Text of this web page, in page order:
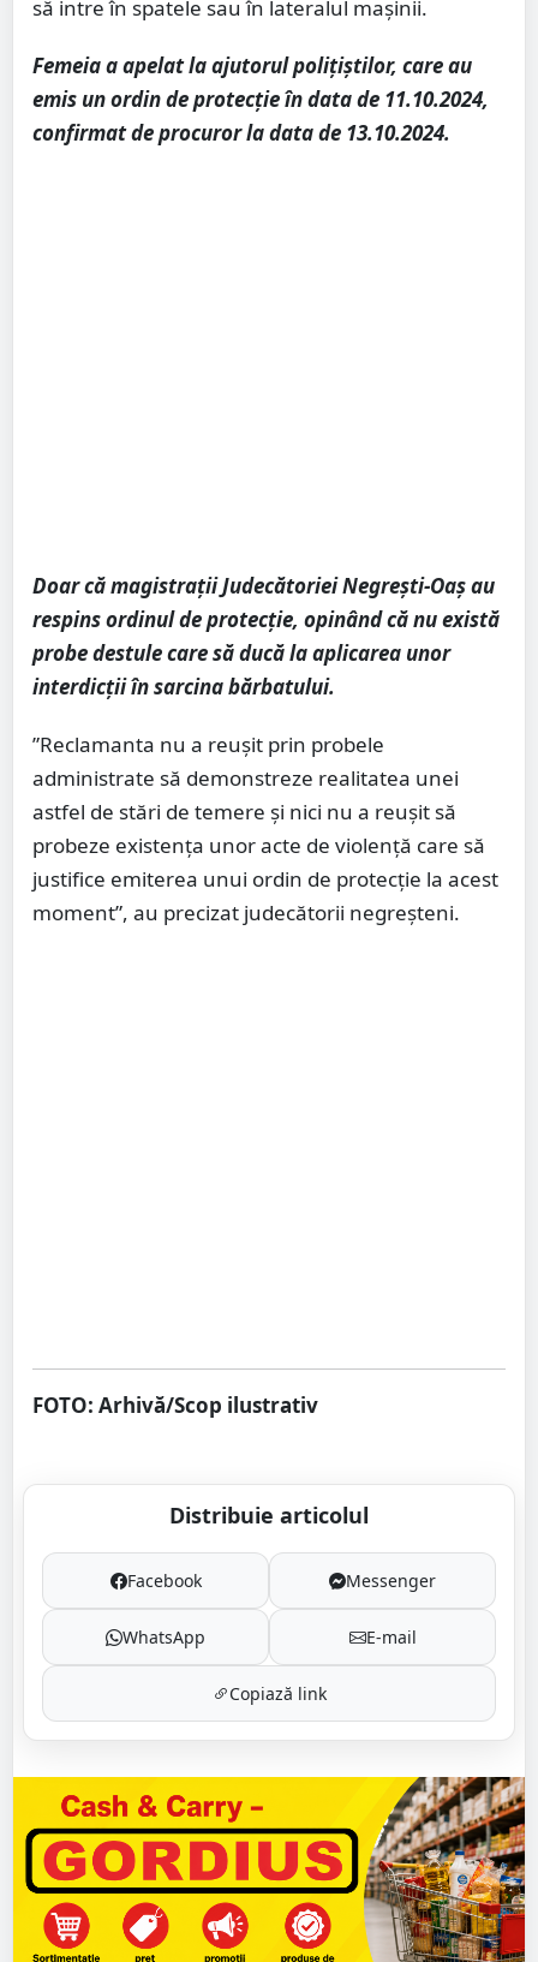
să intre în spatele sau în lateralul mașinii.
Femeia a apelat la ajutorul polițiștilor, care au
emis un ordin de protecție în data de 11.10.2024,
confirmat de procuror la data de 13.10.2024.
Doar că magistrații Judecătoriei Negrești-Oaș au
respins ordinul de protecție, opinând că nu există
probe destule care să ducă la aplicarea unor
interdicții în sarcina bărbatului.
”Reclamanta nu a reuşit prin probele
administrate să demonstreze realitatea unei
astfel de stări de temere și nici nu a reușit să
probeze existența unor acte de violență care să
justifice emiterea unui ordin de protecție la acest
moment”, au precizat judecătorii negreșteni.
FOTO: Arhivă/Scop ilustrativ
Distribuie articolul
Facebook Messenger
WhatsApp E-mail
Copiază link